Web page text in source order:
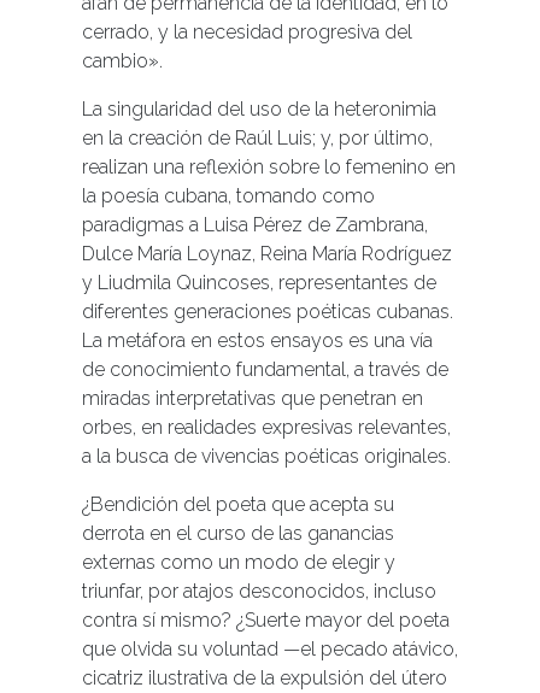
cerrado, y la necesidad progresiva del
cambio».
La singularidad del uso de la heteronimia
en la creación de Raúl Luis; y, por último,
realizan una reflexión sobre lo femenino en
la poesía cubana, tomando como
paradigmas a Luisa Pérez de Zambrana,
Dulce María Loynaz, Reina María Rodríguez
y Liudmila Quincoses, representantes de
diferentes generaciones poéticas cubanas.
La metáfora en estos ensayos es una vía
de conocimiento fundamental, a través de
miradas interpretativas que penetran en
orbes, en realidades expresivas relevantes,
a la busca de vivencias poéticas originales.
¿Bendición del poeta que acepta su
derrota en el curso de las ganancias
externas como un modo de elegir y
triunfar, por atajos desconocidos, incluso
contra sí mismo? ¿Suerte mayor del poeta
que olvida su voluntad —el pecado atávico,
cicatriz ilustrativa de la expulsión del útero